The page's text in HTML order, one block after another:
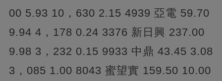
00 5.93 10，630 2.15 4939 亞電 59.70
9.94 4，178 0.24 3376 新日興 237.00
9.98 3，232 0.15 9933 中鼎 43.45 3.08
3，085 1.00 8043 蜜望實 159.50 10.00